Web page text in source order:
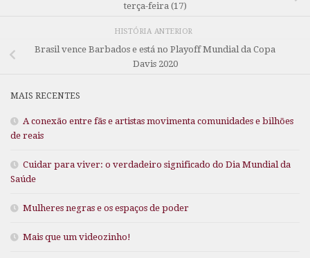
terça-feira (17)
HISTÓRIA ANTERIOR
Brasil vence Barbados e está no Playoff Mundial da Copa
Davis 2020
MAIS RECENTES
A conexão entre fãs e artistas movimenta comunidades e bilhões
de reais
Cuidar para viver: o verdadeiro significado do Dia Mundial da
Saúde
Mulheres negras e os espaços de poder
Mais que um videozinho!